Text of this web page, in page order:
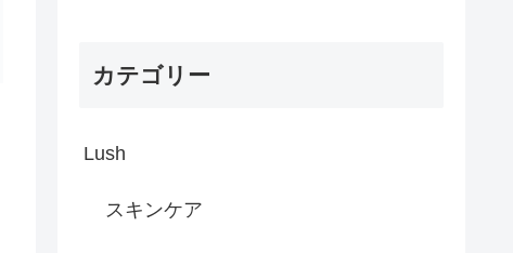
カテゴリー
Lush
スキンケア